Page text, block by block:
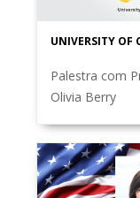
UNIVERSITY OF
Palestra com
Olivia Berry